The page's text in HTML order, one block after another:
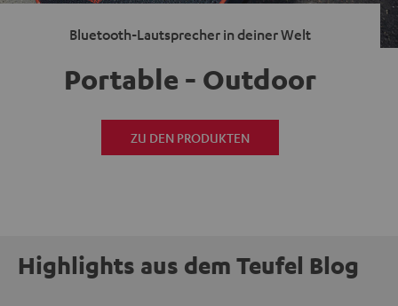
Bluetooth-Lautsprecher in deiner Welt
Portable - Outdoor
ZU DEN PRODUKTEN
Highlights aus dem Teufel Blog